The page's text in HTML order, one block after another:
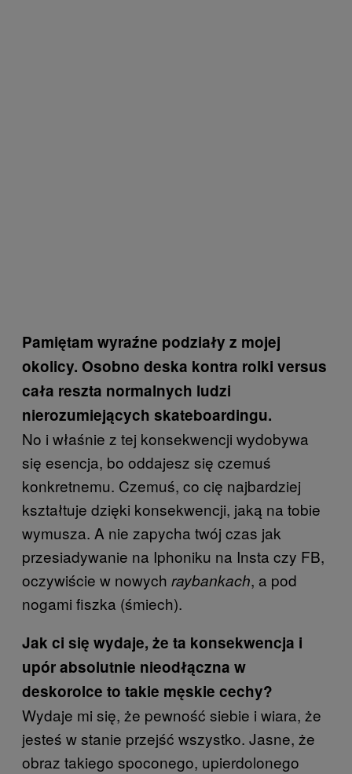
Pamiętam wyraźne podziały z mojej
okolicy. Osobno deska kontra rolki versus
cała reszta normalnych ludzi
nierozumiejących skateboardingu.
No i właśnie z tej konsekwencji wydobywa
się esencja, bo oddajesz się czemuś
konkretnemu. Czemuś, co cię najbardziej
kształtuje dzięki konsekwencji, jaką na tobie
wymusza. A nie zapycha twój czas jak
przesiadywanie na Iphoniku na Insta czy FB,
oczywiście w nowych raybankach, a pod
nogami fiszka (śmiech).
Jak ci się wydaje, że ta konsekwencja i
upór absolutnie nieodłączna w
deskorolce to takie męskie cechy?
Wydaje mi się, że pewność siebie i wiara, że
jesteś w stanie przejść wszystko. Jasne, że
obraz takiego spoconego, upierdolonego